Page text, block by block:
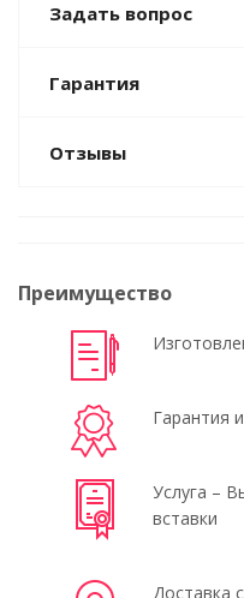
Задать вопрос
Гарантия
Отзывы
Преимущество
Гарантия
Услуга –
вставки
Доставка